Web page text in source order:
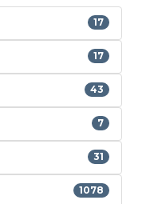
17
17
43
7
31
1078